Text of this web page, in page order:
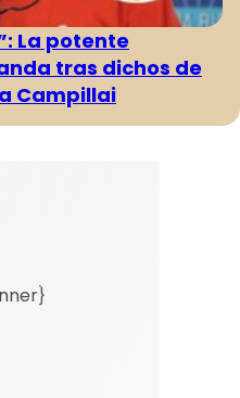
La potente
tras dichos de
Campillai